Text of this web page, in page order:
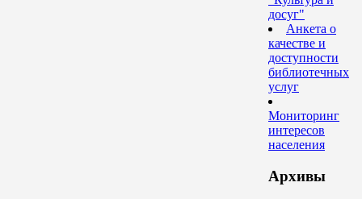
досуг"
Анкета о
качестве и
доступности
библиотечных
услуг
Мониторинг
интересов
населения
Архивы